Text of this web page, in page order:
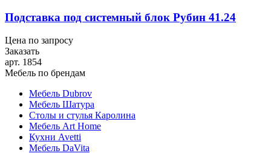
Подставка под системный блок Рубин 41.24
Цена по запросу
Заказать
арт. 1854
Мебель по брендам
Мебель Dubrov
Мебель Шатура
Столы и стулья Каролина
Мебель Art Home
Кухни Avetti
Мебель DaVita